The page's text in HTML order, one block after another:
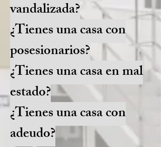
vandalizada?
¿Tienes una casa con
posesionarios?
¿Tienes una casa en mal
estado?
¿Tienes una casa con
adeudo?